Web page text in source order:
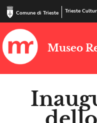
Comune di Trieste Trieste
Museo